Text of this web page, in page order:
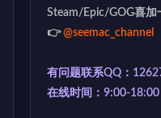
Steam/Epic/GOG喜
👉@seemac_channel
有问题联系QQ：
在线时间：9:00-18:00